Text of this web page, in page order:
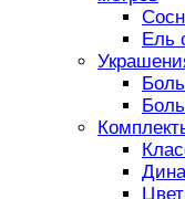
Ель